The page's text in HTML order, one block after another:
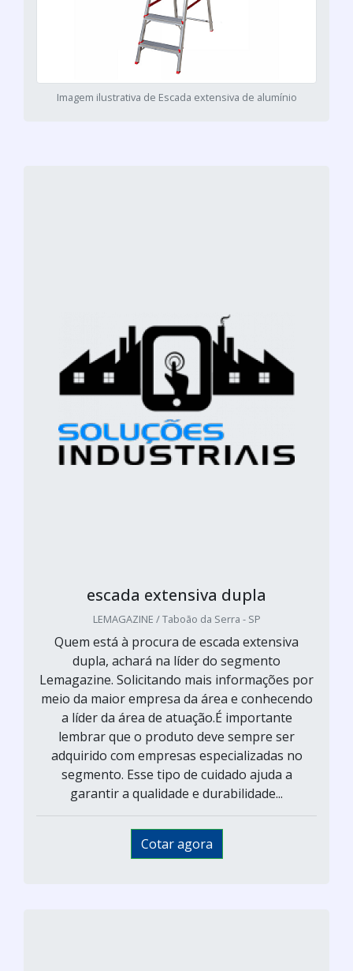
Imagem ilustrativa de Escada extensiva de alumínio
escada extensiva dupla
LEMAGAZINE / Taboão da Serra - SP
Quem está à procura de escada extensiva
dupla, achará na líder do segmento
Lemagazine. Solicitando mais informações por
meio da maior empresa da área e conhecendo
a líder da área de atuação.É importante
lembrar que o produto deve sempre ser
adquirido com empresas especializadas no
segmento. Esse tipo de cuidado ajuda a
garantir a qualidade e durabilidade...
Cotar agora